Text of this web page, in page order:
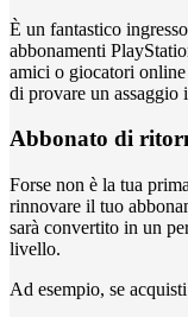
È un fantastico
abbonamenti
amici o giocatori
di provare un assaggio
Abbonato di
Forse non è la tua
rinnovare il tuo
sarà convertito in un
livello.
Ad esempio, se